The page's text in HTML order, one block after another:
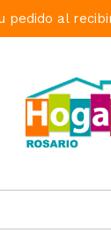
pedido al